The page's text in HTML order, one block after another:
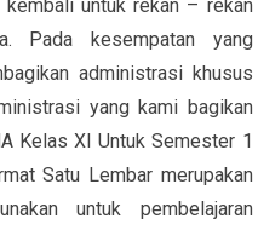
untuk rekan – rekan
Pada kesempatan yang
administrasi khusus
yang kami bagikan
Kelas XI Untuk Semester 1
Satu Lembar merupakan
untuk pembelajaran